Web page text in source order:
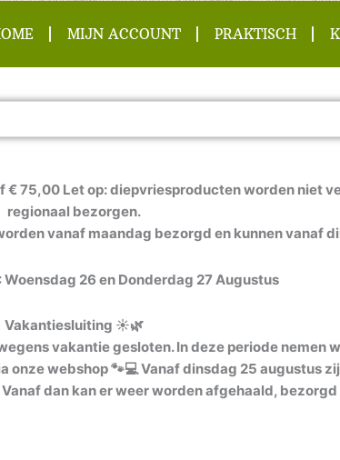
MIJN ACCOUNT PRAKTISCH
75,00 Let op: diepvriesproducten worden niet
regionaal bezorgen.
vanaf maandag bezorgd en kunnen vanaf
26 en Donderdag 27 Augustus
Vakantiesluiting ☀️🌿
vakantie gesloten. In deze periode nemen
webshop 🐾💻 Vanaf dinsdag 25 augustus
dan kan er weer worden afgehaald,